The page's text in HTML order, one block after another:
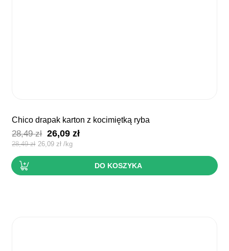
chico drapak karton z kocimiętką ryba
28,49zł Pierwotna
cena
wynosiła:
26,09złAktualna
wynosi:
26,09 zł.
28,49zł 26,09 zł /kg
DO KOSZYKA